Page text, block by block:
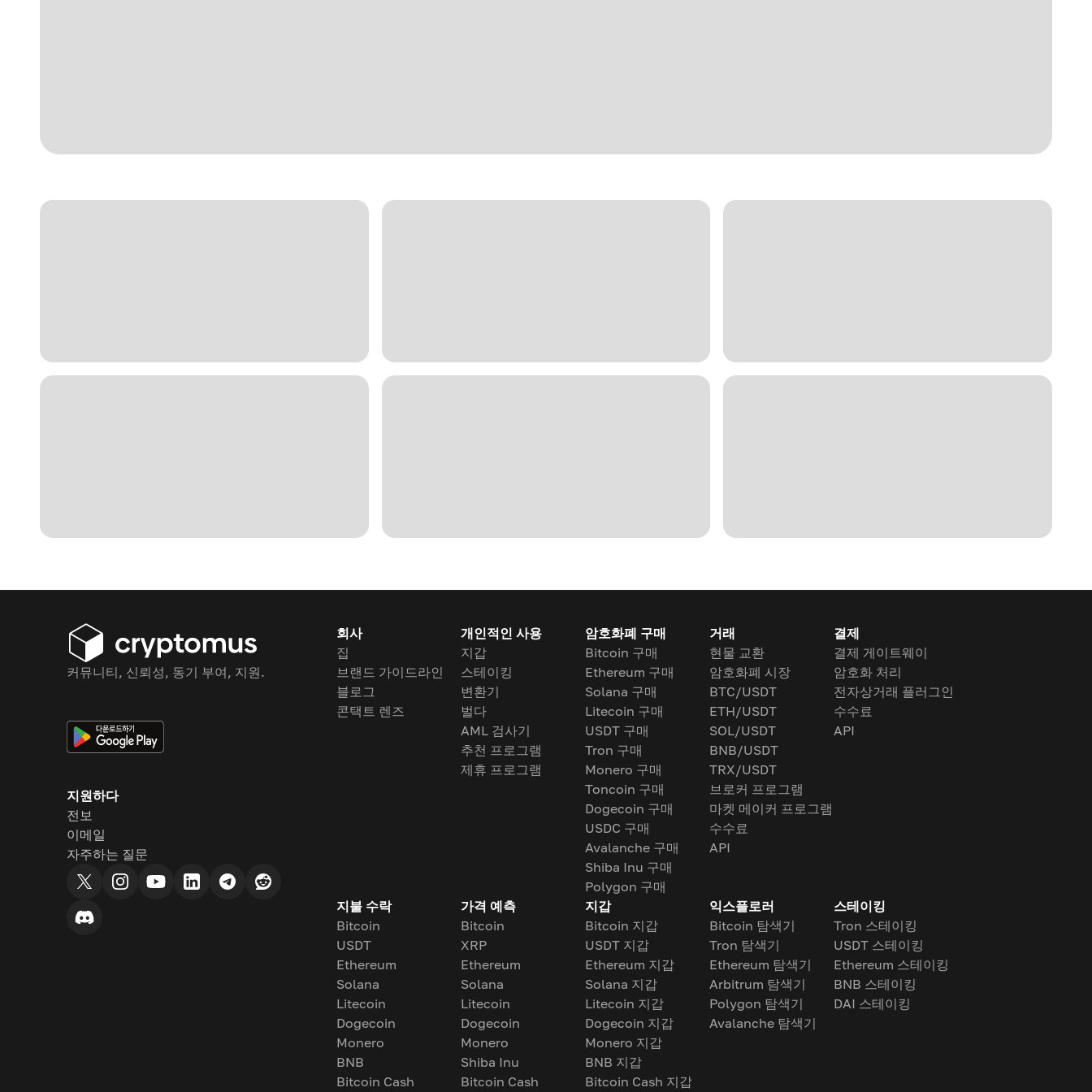
커뮤니티, 신뢰성, 동기 부여, 지원.
지원하다
전보
이메일
자주하는 질문
회사
집
브랜드 가이드라인
블로그
콘택트 렌즈
개인적인 사용
지갑
스테이킹
변환기
벌다
AML 검사기
추천 프로그램
제휴 프로그램
암호화폐 구매
Bitcoin 구매
Ethereum 구매
Solana 구매
Litecoin 구매
USDT 구매
Tron 구매
Monero 구매
Toncoin 구매
Dogecoin 구매
USDC 구매
Avalanche 구매
Shiba Inu 구매
Polygon 구매
거래
현물 교환
암호화폐 시장
BTC/USDT
ETH/USDT
SOL/USDT
BNB/USDT
TRX/USDT
브로커 프로그램
마켓 메이커 프로그램
수수료
API
결제
결제 게이트웨이
암호화 처리
전자상거래 플러그인
수수료
API
지불 수락
Bitcoin
USDT
Ethereum
Solana
Litecoin
Dogecoin
Monero
BNB
Bitcoin Cash
가격 예측
Bitcoin
XRP
Ethereum
Solana
Litecoin
Dogecoin
Monero
Shiba Inu
Bitcoin Cash
지갑
Bitcoin 지갑
USDT 지갑
Ethereum 지갑
Solana 지갑
Litecoin 지갑
Dogecoin 지갑
Monero 지갑
BNB 지갑
Bitcoin Cash 지갑
익스플로러
Bitcoin 탐색기
Tron 탐색기
Ethereum 탐색기
Arbitrum 탐색기
Polygon 탐색기
Avalanche 탐색기
스테이킹
Tron 스테이킹
USDT 스테이킹
Ethereum 스테이킹
BNB 스테이킹
DAI 스테이킹